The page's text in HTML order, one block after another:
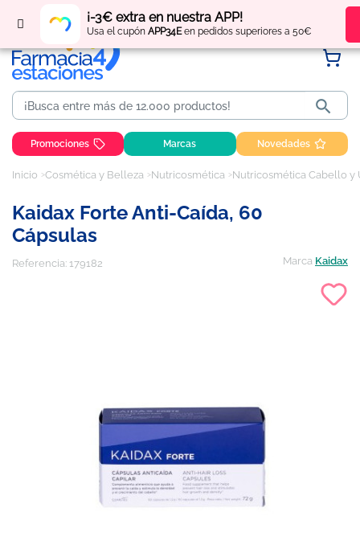
¡-3€ extra en nuestra APP!
Usa el cupón APP34Een pedidos superiores a 50€
Regístratey obtén puntos por tus compras

Promociones Marcas Novedades
Inicio Cosmética y Belleza Nutricosmética Nutricosmética Cabello y
Kaidax Forte Anti-Caída, 60
Cápsulas
Referencia: 179182 Marca Kaidax